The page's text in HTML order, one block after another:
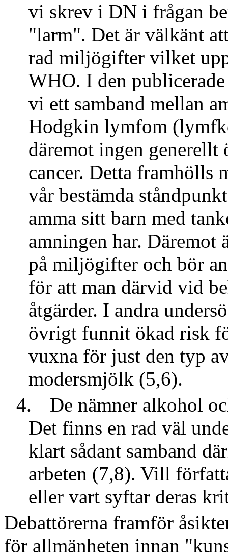
vi skrev i DN i frågan
"larm". Det är välkänt
rad miljögifter vilket
WHO. I den
vi ett samband mellan
Hodgkin lymfom
däremot ingen
cancer. Detta
vår bestämda
amma sitt barn med
amningen har.
på miljögifter och bör
för att man därvid vid
åtgärder. I andra
övrigt funnit ökad risk
vuxna för just den typ
modersmjölk (5,6).
4.
De nämner alkohol
Det finns en rad väl
klart sådant samband
arbeten (7,8). Vill
eller vart syftar deras
Debattörerna framför
för allmänheten innan